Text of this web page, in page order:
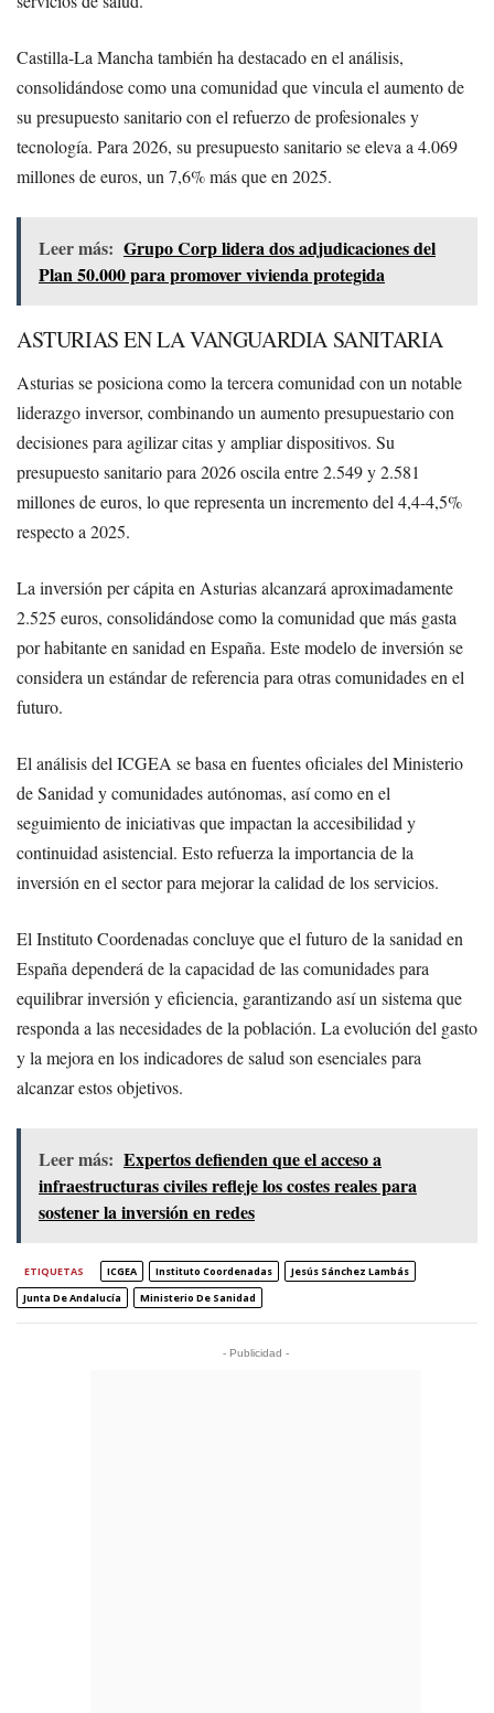
Castilla-La Mancha también ha destacado en el análisis,
consolidándose como una comunidad que vincula el aumento de
su presupuesto sanitario con el refuerzo de profesionales y
tecnología. Para 2026, su presupuesto sanitario se eleva a 4.069
millones de euros, un 7,6% más que en 2025.
Leer más: Grupo Corp lidera dos adjudicaciones del
Plan 50.000 para promover vivienda protegida
ASTURIAS EN LA VANGUARDIA SANITARIA
Asturias se posiciona como la tercera comunidad con un notable
liderazgo inversor, combinando un aumento presupuestario con
decisiones para agilizar citas y ampliar dispositivos. Su
presupuesto sanitario para 2026 oscila entre 2.549 y 2.581
millones de euros, lo que representa un incremento del 4,4-4,5%
respecto a 2025.
La inversión per cápita en Asturias alcanzará aproximadamente
2.525 euros, consolidándose como la comunidad que más gasta
por habitante en sanidad en España. Este modelo de inversión se
considera un estándar de referencia para otras comunidades en el
futuro.
El análisis del ICGEA se basa en fuentes oficiales del Ministerio
de Sanidad y comunidades autónomas, así como en el
seguimiento de iniciativas que impactan la accesibilidad y
continuidad asistencial. Esto refuerza la importancia de la
inversión en el sector para mejorar la calidad de los servicios.
El Instituto Coordenadas concluye que el futuro de la sanidad en
España dependerá de la capacidad de las comunidades para
equilibrar inversión y eficiencia, garantizando así un sistema que
responda a las necesidades de la población. La evolución del gasto
y la mejora en los indicadores de salud son esenciales para
alcanzar estos objetivos.
Leer más: Expertos defienden que el acceso a
infraestructuras civiles refleje los costes reales para
sostener la inversión en redes
ETIQUETAS ICGEA Instituto Coordenadas
Jesús Sánchez Lambás
Junta De Andalucía
Ministerio De Sanidad
- Publicidad -